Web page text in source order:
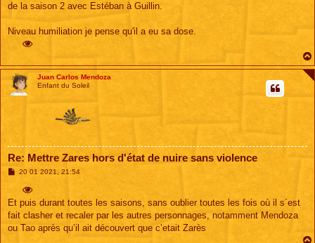
de la saison 2 avec Estéban à Guillin.
Niveau humiliation je pense qu'il a eu sa dose.
Juan Carlos Mendoza
Enfant du Soleil
Re: Mettre Zares hors d'état de nuire sans violence
M
a
g
20 01 2021, 21:54
Et puis durant toutes les saisons, sans oublier toutes les fois où il s´est
fait clasher et recaler par les autres personnages, notamment Mendoza
ou Tao après qu’il ait découvert que c’etait Zarès